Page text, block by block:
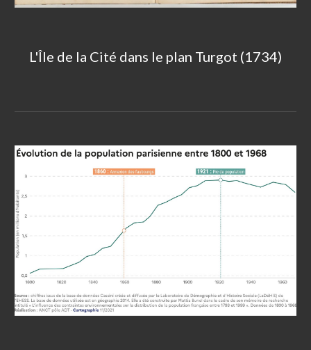
L'Île de la Cité dans le plan Turgot (1734)